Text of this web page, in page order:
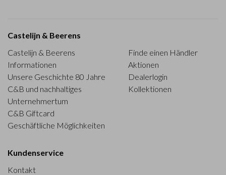
Castelijn & Beerens
Castelijn & Beerens
Informationen
Unsere Geschichte 80 Jahre
C&B und nachhaltiges
Unternehmertum
C&B Giftcard
Geschäftliche Möglichkeiten
Finde einen Händler
Aktionen
Dealerlogin
Kollektionen
Kundenservice
Kontakt